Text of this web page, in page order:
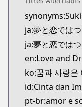
Kitsu
https://
https://
Book☆Walker
https://
ja:夢と恋では
ja:夢と恋では
en:Love and
ko:꿈과 사랑은
id:Cinta dan
pt-br:amor e